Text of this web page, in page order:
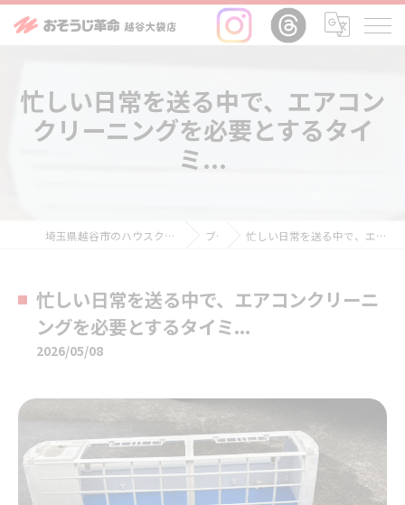
忙しい日常を送る中で、エアコン
クリーニングを必要とするタイ
ミ...
埼玉県越谷市のハウスクリーニングならおそうじ革命越谷大袋店 ブログ 忙しい日常を送る中で、エアコンクリーニングを必要とするタイミ...
忙しい日常を送る中で、エアコンクリーニ
ングを必要とするタイミ...
2026/05/08